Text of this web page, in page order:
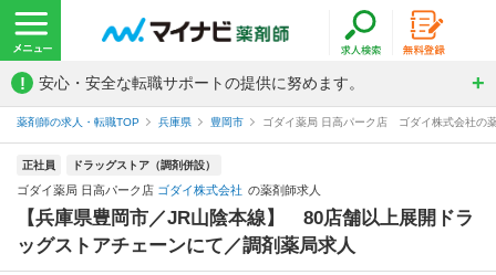
! 安心・安全な転職サポートの提供に努めます。
薬剤師の求人・転職TOP 兵庫県 豊岡市 ゴダイ薬局 日高パーク店 ゴダイ株式会社の
正社員 ドラッグストア（調剤併設）
ゴダイ薬局 日高パーク店 ゴダイ株式会社 の薬剤師求人
【兵庫県豊岡市／JR山陰本線】 80店舗以上展開ドラ
ッグストアチェーンにて／調剤薬局求人